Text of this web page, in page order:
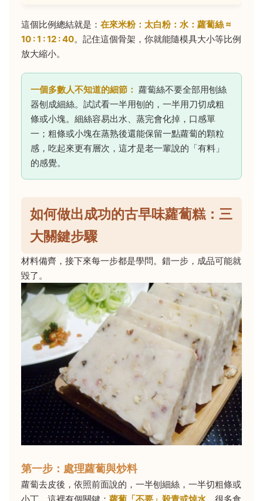
這個比例總結就是： 在來米粉：太白粉：水：蘿蔔絲 ≈
10 : 1 : 12 : 40。記住這個骨架，你就能隨模具大小等比例
放大縮小。
一個多數人不知道的細節： 蘿蔔絲不要全部用刨絲
器刨成細絲。試試看一半用刨的，一半用刀切成粗
條或小塊。細絲容易出水、蒸完會化掉，口感單
一；粗條或小塊在蒸熟後還能保留一點蘿蔔的顆粒
感，吃起來更有層次，這才是老一輩說的「有料」
的感覺。
如何做出成功的古早味蘿蔔糕：三
大關鍵步驟
材料備齊，接下來每一步都是學問。錯一步，成品可能就
毀了。
第一步：處理蘿蔔與炒料
蘿蔔去皮後，依照前面說的，一半刨細絲，一半切粗條或